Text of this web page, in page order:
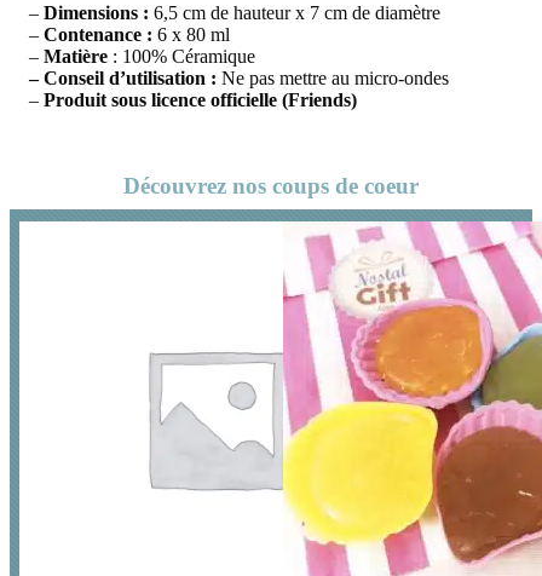
– Dimensions : 6,5 cm de hauteur x 7 cm de diamètre
– Contenance : 6 x 80 ml
– Matière : 100% Céramique
– Conseil d’utilisation : Ne pas mettre au micro-ondes
– Produit sous licence officielle (Friends)
Découvrez nos coups de coeur